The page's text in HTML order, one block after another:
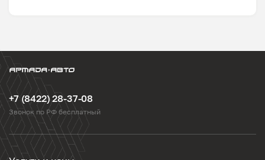
+7 (8422) 28-37-08
Звонок по РФ бесплатный